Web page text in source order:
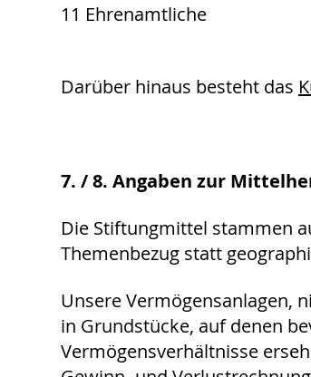
11 Ehrenamtliche
Darüber hinaus besteht das
7. / 8. Angaben zur
Die Stiftungmittel stammen
Themenbezug statt
Unsere Vermögensanlagen,
in Grundstücke, auf denen
Vermögensverhältnisse